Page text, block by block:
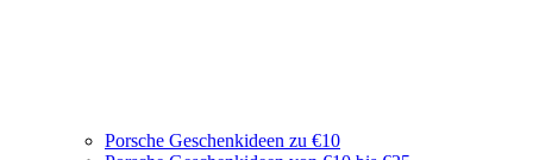
Porsche Geschenkideen zu €10